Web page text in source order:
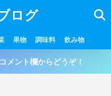
ログ
果物 調味料 飲み物
メント欄からどうぞ！